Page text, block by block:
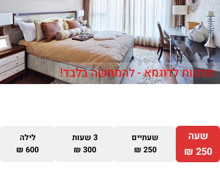
תמונות לדוגמא - להמחשה בלבד!
שעה
250 ₪
שעתיים
250 ₪
3 שעות
300 ₪
לילה
600 ₪